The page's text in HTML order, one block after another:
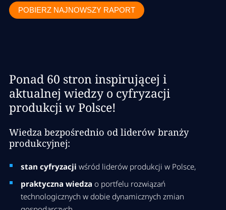
POBIERZ NAJNOWSZY RAPORT
Ponad 60 stron inspirującej i
aktualnej wiedzy o cyfryzacji
produkcji w Polsce!
Wiedza bezpośrednio od liderów branży
produkcyjnej:
stan cyfryzacji wśród liderów produkcji w Polsce,
praktyczna wiedza o portfelu rozwiązań
technologicznych w dobie dynamicznych zmian